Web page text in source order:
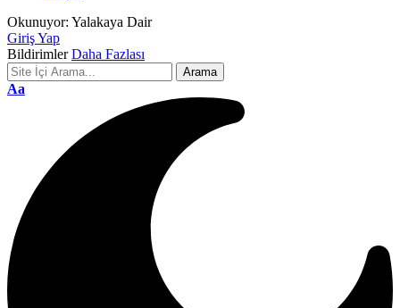
Okunuyor: Yalakaya Dair
Giriş Yap
Bildirimler Daha Fazlası
Font
Aa